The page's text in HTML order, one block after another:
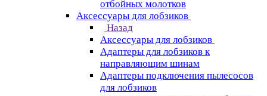
отбойных молотков
Аксессуары для лобзиков
Назад
Аксессуары для лобзиков
Адаптеры для лобзиков к
направляющим шинам
Адаптеры подключения пылесосов
для лобзиков